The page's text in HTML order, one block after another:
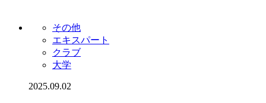
その他
エキスパート
クラブ
大学
2025.09.02